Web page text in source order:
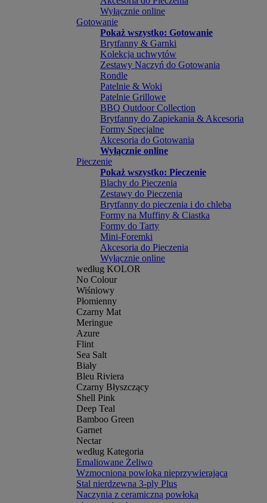
Wyłącznie online
Gotowanie
Pokaż wszystko: Gotowanie
Brytfanny & Garnki
Kolekcja uchwytów
Zestawy Naczyń do Gotowania
Rondle
Patelnie & Woki
Patelnie Grillowe
BBQ Outdoor Collection
Brytfanny do Zapiekania & Akcesoria
Formy Specjalne
Akcesoria do Gotowania
Wyłącznie online
Pieczenie
Pokaż wszystko: Pieczenie
Blachy do Pieczenia
Zestawy do Pieczenia
Brytfanny do pieczenia i do chleba
Formy na Muffiny & Ciastka
Formy do Tarty
Mini-Foremki
Akcesoria do Pieczenia
Wyłącznie online
według KOLOR
No Colour
Wiśniowy
Płomienny
Czarny Mat
Meringue
Azure
Flint
Sea Salt
Biały
Bleu Riviera
Czarny Błyszczący
Shell Pink
Deep Teal
Bamboo Green
Garnet
Nectar
według Kategoria
Emaliowane Żeliwo
Wzmocniona powłoka nieprzywierająca
Stal nierdzewna 3-ply Plus
Naczynia z ceramiczną powłoką